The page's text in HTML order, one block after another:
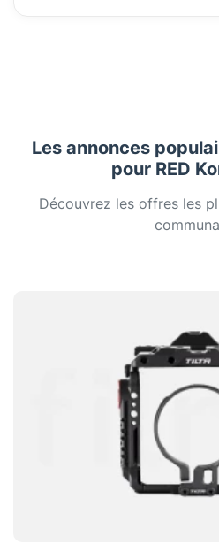
Les annonces
pour RED
Découvrez les offres les